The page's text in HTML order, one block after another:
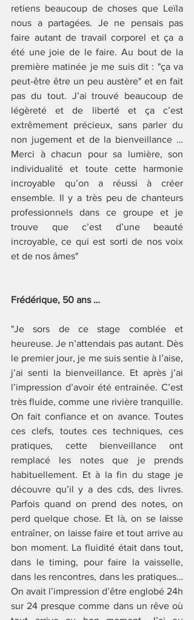
retiens beaucoup de choses que Leïla
nous a partagées. Je ne pensais pas
faire autant de travail corporel et ça a
été une joie de le faire. Au bout de la
première matinée je me suis dit : "ça va
peut-être être un peu austère" et en fait
pas du tout. J’ai trouvé beaucoup de
légèreté et de liberté et ça c’est
extrêmement précieux, sans parler du
non jugement et de la bienveillance …
Merci à chacun pour sa lumière, son
individualité et toute cette harmonie
incroyable qu’on a réussi à créer
ensemble. Il y a très peu de chanteurs
professionnels dans ce groupe et je
trouve que c’est d’une beauté
incroyable, ce qui est sorti de nos voix
et de nos âmes"
Frédérique, 50 ans …
"Je sors de ce stage comblée et
heureuse. Je n’attendais pas autant. Dès
le premier jour, je me suis sentie à l’aise,
j’ai senti la bienveillance. Et après j’ai
l’impression d’avoir été entrainée. C’est
très fluide, comme une rivière tranquille.
On fait confiance et on avance. Toutes
ces clefs, toutes ces techniques, ces
pratiques, cette bienveillance ont
remplacé les notes que je prends
habituellement. Et à la fin du stage je
découvre qu’il y a des cds, des livres.
Parfois quand on prend des notes, on
perd quelque chose. Et là, on se laisse
entraîner, on laisse faire et tout arrive au
bon moment. La fluidité était dans tout,
dans le timing, pour faire la vaisselle,
dans les rencontres, dans les pratiques…
On avait l’impression d’être englobé 24h
sur 24 presque comme dans un rêve où